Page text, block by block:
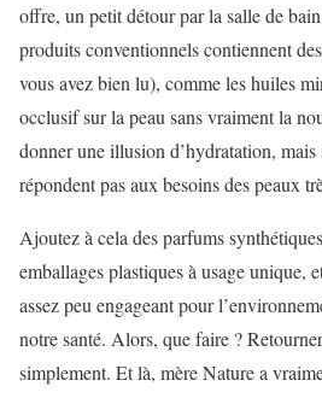
offre, un petit détour par la salle de
produits conventionnels contiennent
vous avez bien lu), comme les huiles
occlusif sur la peau sans vraiment la
donner une illusion d’hydratation,
répondent pas aux besoins des peaux
Ajoutez à cela des parfums
emballages plastiques à usage unique,
assez peu engageant pour
notre santé. Alors, que faire ?
simplement. Et là, mère Nature a